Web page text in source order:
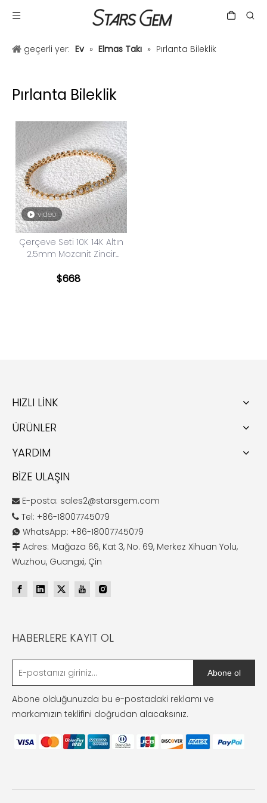
geçerli yer: Ev » Elmas Takı » Pırlanta Bileklik
Pırlanta Bileklik
video
Çerçeve Seti 10K 14K Altın
2.5mm Mozanit Zincir
$668
HIZLI LİNK
ÜRÜNLER
YARDIM
BİZE ULAŞIN
 E-posta: sales2@starsgem.com
 Tel: +86-18007745079
 WhatsApp: +86-18007745079
 Adres: Mağaza 66, Kat 3, No. 69, Merkez Xihuan Yolu,
Wuzhou, Guangxi, Çin
HABERLERE KAYIT OL
Abone ol
Abone olduğunuzda bu e-postadaki reklamı ve
markamızın teklifini doğrudan alacaksınız.